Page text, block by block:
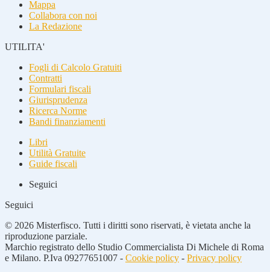
Mappa
Collabora con noi
La Redazione
UTILITA'
Fogli di Calcolo Gratuiti
Contratti
Formulari fiscali
Giurisprudenza
Ricerca Norme
Bandi finanziamenti
Libri
Utilità Gratuite
Guide fiscali
Seguici
Seguici
© 2026 Misterfisco. Tutti i diritti sono riservati, è vietata anche la
riproduzione parziale.
Marchio registrato dello Studio Commercialista Di Michele di Roma
e Milano. P.Iva 09277651007 - Cookie policy - Privacy policy